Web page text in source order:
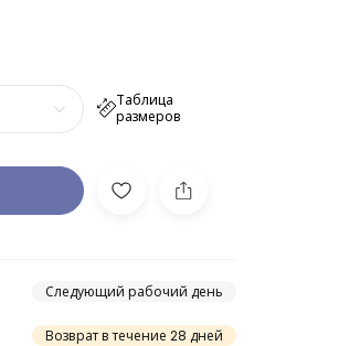
Таблица
размеров
Следующий рабочий день
Возврат в течение 28 дней